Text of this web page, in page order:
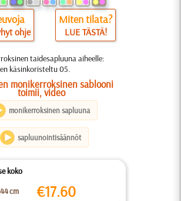
ohje
Miten tilata?
LUE TÄSTÄ!
taidesapluuna aiheelle:
käsinkoristeltu 05.
monikerroksinen sablooni
toimii, video
monikerroksinen sapluuna
sapluunointisäännöt
koko
cm
€17.60